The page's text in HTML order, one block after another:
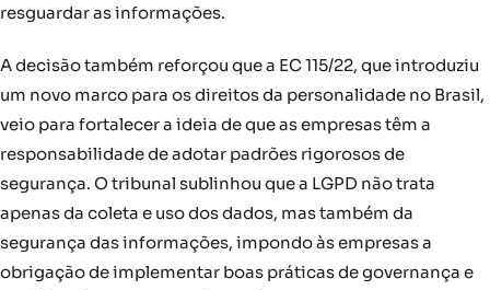
resguardar as informações.
A decisão também reforçou que a EC 115/22, que introduziu
um novo marco para os direitos da personalidade no Brasil,
veio para fortalecer a ideia de que as empresas têm a
responsabilidade de adotar padrões rigorosos de
segurança. O tribunal sublinhou que a LGPD não trata
apenas da coleta e uso dos dados, mas também da
segurança das informações, impondo às empresas a
obrigação de implementar boas práticas de governança e